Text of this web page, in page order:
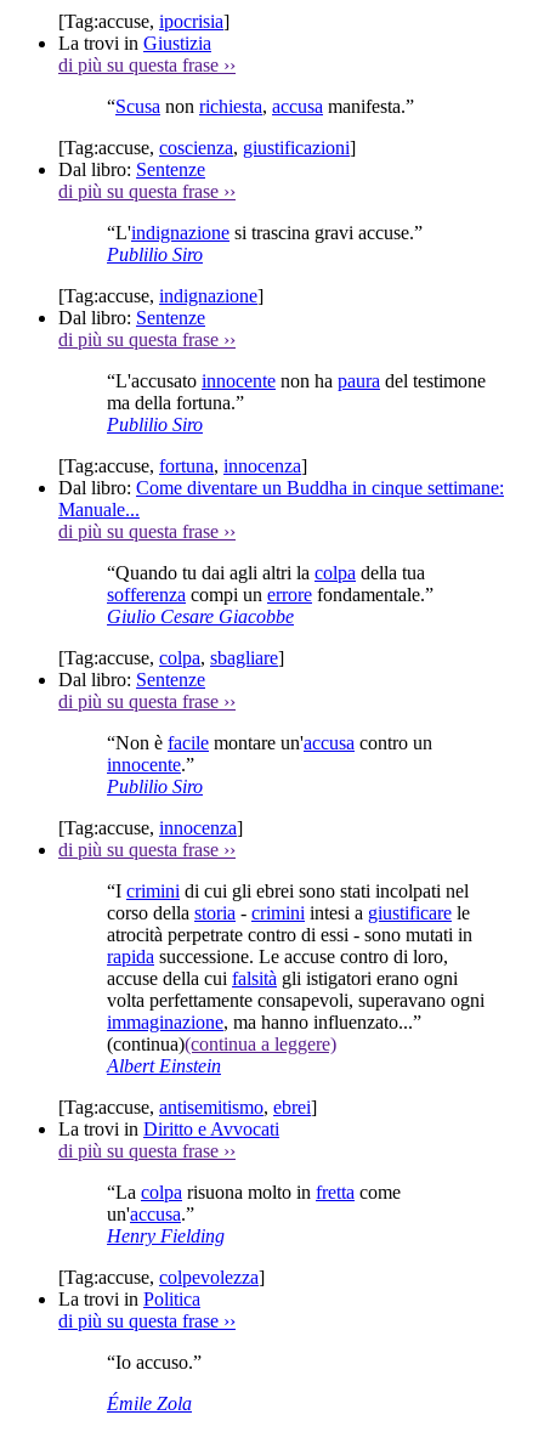
[Tag:accuse, ipocrisia]
La trovi in Giustizia
di più su questa frase ››
“Scusa non richiesta, accusa manifesta.”
[Tag:accuse, coscienza, giustificazioni]
Dal libro: Sentenze
di più su questa frase ››
“L'indignazione si trascina gravi accuse.”
Publilio Siro
[Tag:accuse, indignazione]
Dal libro: Sentenze
di più su questa frase ››
“L'accusato innocente non ha paura del testimone
ma della fortuna.”
Publilio Siro
[Tag:accuse, fortuna, innocenza]
Dal libro: Come diventare un Buddha in cinque settimane:
Manuale...
di più su questa frase ››
“Quando tu dai agli altri la colpa della tua
sofferenza compi un errore fondamentale.”
Giulio Cesare Giacobbe
[Tag:accuse, colpa, sbagliare]
Dal libro: Sentenze
di più su questa frase ››
“Non è facile montare un'accusa contro un
innocente.”
Publilio Siro
[Tag:accuse, innocenza]
di più su questa frase ››
“I crimini di cui gli ebrei sono stati incolpati nel
corso della storia - crimini intesi a giustificare le
atrocità perpetrate contro di essi - sono mutati in
rapida successione. Le accuse contro di loro,
accuse della cui falsità gli istigatori erano ogni
volta perfettamente consapevoli, superavano ogni
immaginazione, ma hanno influenzato...”
(continua)(continua a leggere)
Albert Einstein
[Tag:accuse, antisemitismo, ebrei]
La trovi in Diritto e Avvocati
di più su questa frase ››
“La colpa risuona molto in fretta come
un'accusa.”
Henry Fielding
[Tag:accuse, colpevolezza]
La trovi in Politica
di più su questa frase ››
“Io accuso.”
Émile Zola